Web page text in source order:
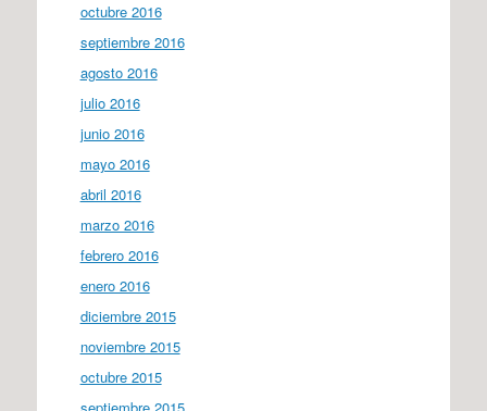
octubre 2016
septiembre 2016
agosto 2016
julio 2016
junio 2016
mayo 2016
abril 2016
marzo 2016
febrero 2016
enero 2016
diciembre 2015
noviembre 2015
octubre 2015